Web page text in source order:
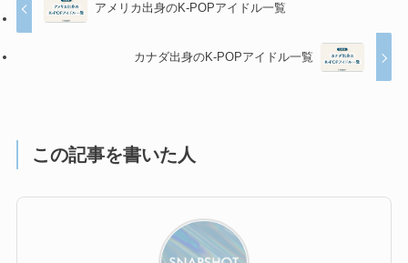
アメリカ出身のK-POPアイドル一覧
カナダ出身のK-POPアイドル一覧
この記事を書いた人